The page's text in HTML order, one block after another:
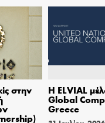
στην Η ELVIAL
Global
Greece